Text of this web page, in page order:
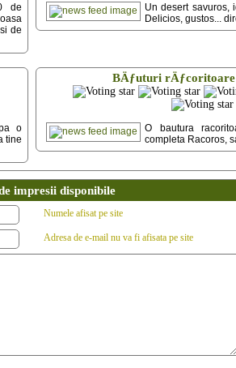
de
de
Un desert savuros,
Delicios, gustos...
o
tine
BÄƒuturi rÄƒcoritoare
O bautura
completa Racoros,
impresii disponibile
Numele afisat pe site
Adresa de e-mail nu va fi afisata pe site